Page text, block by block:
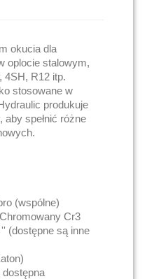
okucia dla
oplocie stalowym,
4SH, R12 itp.
stosowane w
produkuje
aby spełnić różne
(wspólne)
Cr3
(dostępne są inne
dostępna